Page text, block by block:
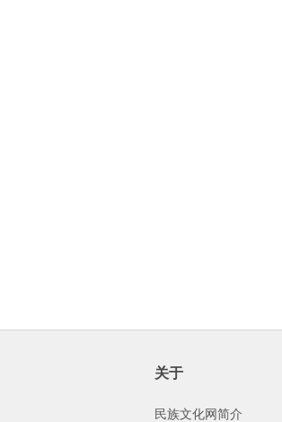
关于
民族文化网简介